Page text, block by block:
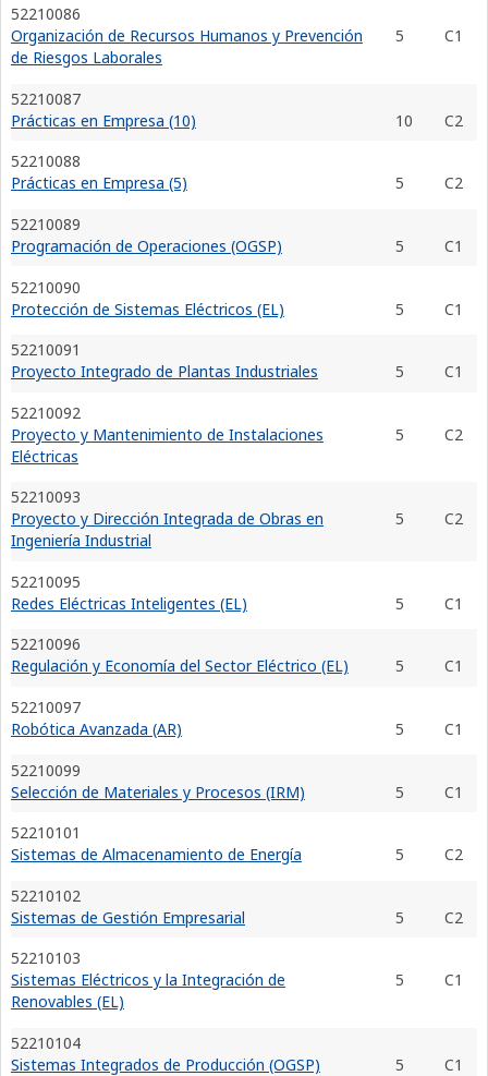
52210086
Organización de Recursos Humanos y Prevención
de Riesgos Laborales
5 C1
52210087
Prácticas en Empresa (10)
10
C2
52210088
Prácticas en Empresa (5)
5
C2
52210089
Programación de Operaciones (OGSP)
5
C1
52210090
Protección de Sistemas Eléctricos (EL)
5
C1
52210091
Proyecto Integrado de Plantas Industriales
5
C1
52210092
Proyecto y Mantenimiento de Instalaciones
Eléctricas
5 C2
52210093
Proyecto y Dirección Integrada de Obras en
Ingeniería Industrial
5 C2
52210095
Redes Eléctricas Inteligentes (EL)
5
C1
52210096
Regulación y Economía del Sector Eléctrico (EL)
5
C1
52210097
Robótica Avanzada (AR)
5
C1
52210099
Selección de Materiales y Procesos (IRM)
5
C1
52210101
Sistemas de Almacenamiento de Energía
5
C2
52210102
Sistemas de Gestión Empresarial
5
C2
52210103
Sistemas Eléctricos y la Integración de
Renovables (EL)
5 C1
52210104
Sistemas Integrados de Producción (OGSP)
5
C1